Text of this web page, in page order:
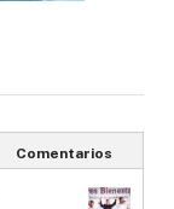
Comentarios